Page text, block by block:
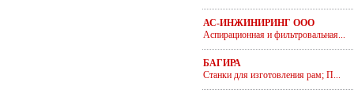
АС-ИНЖИНИРИНГ ООО
Аспирационная и фильтровальная...
БАГИРА
Станки для изготовления рам; П...